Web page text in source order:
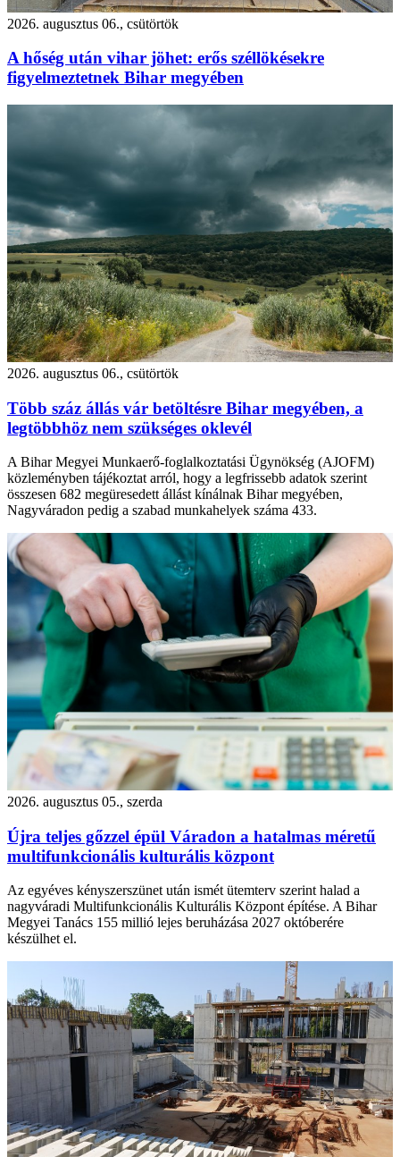
2026. augusztus 06., csütörtök
A hőség után vihar jöhet: erős széllökésekre
figyelmeztetnek Bihar megyében
2026. augusztus 06., csütörtök
Több száz állás vár betöltésre Bihar megyében, a
legtöbbhöz nem szükséges oklevél
A Bihar Megyei Munkaerő-foglalkoztatási Ügynökség (AJOFM)
közleményben tájékoztat arról, hogy a legfrissebb adatok szerint
összesen 682 megüresedett állást kínálnak Bihar megyében,
Nagyváradon pedig a szabad munkahelyek száma 433.
2026. augusztus 05., szerda
Újra teljes gőzzel épül Váradon a hatalmas méretű
multifunkcionális kulturális központ
Az egyéves kényszerszünet után ismét ütemterv szerint halad a
nagyváradi Multifunkcionális Kulturális Központ építése. A Bihar
Megyei Tanács 155 millió lejes beruházása 2027 októberére
készülhet el.